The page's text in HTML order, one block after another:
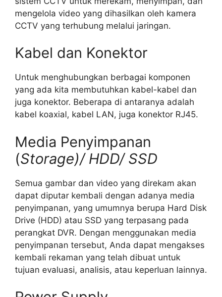
mengelola video yang dihasilkan oleh kamera
CCTV yang terhubung melalui jaringan.
Kabel dan Konektor
Untuk menghubungkan berbagai komponen
yang ada kita membutuhkan kabel-kabel dan
juga konektor. Beberapa di antaranya adalah
kabel koaxial, kabel LAN, juga konektor RJ45.
Media Penyimpanan
(Storage)/ HDD/ SSD
Semua gambar dan video yang direkam akan
dapat diputar kembali dengan adanya media
penyimpanan, yang umumnya berupa Hard Disk
Drive (HDD) atau SSD yang terpasang pada
perangkat DVR. Dengan menggunakan media
penyimpanan tersebut, Anda dapat mengakses
kembali rekaman yang telah dibuat untuk
tujuan evaluasi, analisis, atau keperluan lainnya.